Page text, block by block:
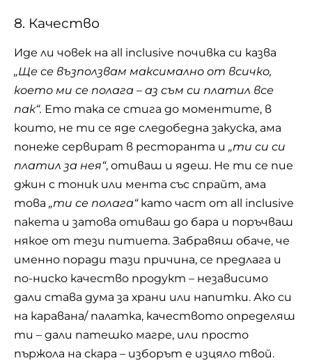
8. Качество
Иде ли човек на all inclusive почивка си казва
„Ще се възползвам максимално от всичко,
което ми се полага – аз съм си платил все
пак“. Ето така се стига до моментите, в
които, не ти се яде следобедна закуска, ама
понеже сервират в ресторанта и „ти си си
платил за нея“, отиваш и ядеш. Не ти се пие
джин с тоник или мента със спрайт, ама
това „ти се полага“като част от all inclusive
пакета и затова отиваш до бара и поръчваш
някое от тези питиета. Забравяш обаче, че
именно поради тази причина, се предлага и
по-ниско качество продукт – независимо
дали става дума за храни или напитки. Ако си
на каравана/ палатка, качеството определяш
ти – дали патешко магре, или просто
пържола на скара – изборът е изцяло твой.